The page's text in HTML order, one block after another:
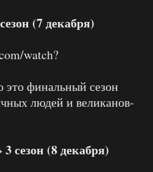
(7 декабря)
watch?
это финальный сезон
людей и великанов-
сезон (8 декабря)